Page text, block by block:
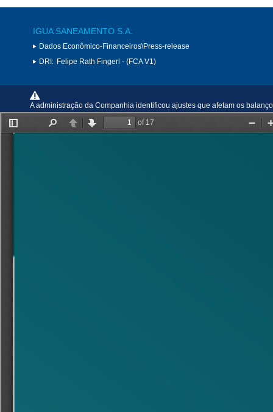
IGUA SANEAMENTO S.A.
Dados Econômico-Financeiros\Press-release
DRI: Felipe Rath Fingerl - (FCA V1)
A administração da Companhia identificou ajustes que afetam os